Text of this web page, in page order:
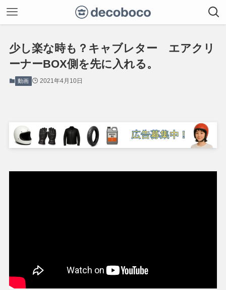
少し楽な時も？キャブレター エアクリ
ーナーBOX側を先に入れる。
動画 2021年4月10日